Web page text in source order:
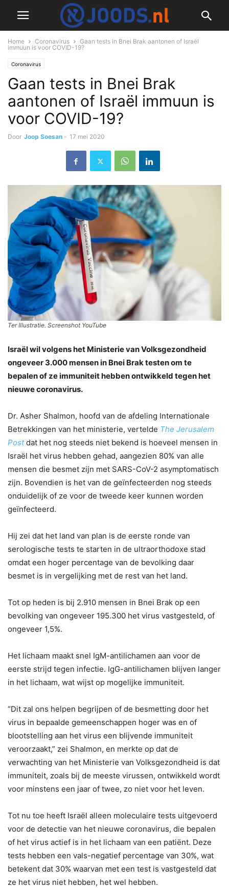
Home Coronavirus
Gaan tests in Bnei Brak aantonen of Israël
immuun is voor COVID-19?
Coronavirus
Gaan tests in Bnei Brak
aantonen of Israël immuun is
voor COVID-19?
Door Joop Soesan - 17 mei 2020
Ter Illustratie. Screenshot YouTube
Israël wil volgens het Ministerie van Volksgezondheid
ongeveer 3.000 mensen in Bnei Brak testen om te
bepalen of ze immuniteit hebben ontwikkeld tegen het
nieuwe coronavirus.
Dr. Asher Shalmon, hoofd van de afdeling Internationale
Betrekkingen van het ministerie, vertelde The Jerusalem
Post dat het nog steeds niet bekend is hoeveel mensen in
Israël het virus hebben gehad, aangezien 80% van alle
mensen die besmet zijn met SARS-CoV-2 asymptomatisch
zijn. Bovendien is het van de geïnfecteerden nog steeds
onduidelijk of ze voor de tweede keer kunnen worden
geïnfecteerd.
Hij zei dat het land van plan is de eerste ronde van
serologische tests te starten in de ultraorthodoxe stad
omdat een hoger percentage van de bevolking daar
besmet is in vergelijking met de rest van het land.
Tot op heden is bij 2.910 mensen in Bnei Brak op een
bevolking van ongeveer 195.300 het virus vastgesteld, of
ongeveer 1,5%.
Het lichaam maakt snel IgM-antilichamen aan voor de
eerste strijd tegen infectie. IgG-antilichamen blijven langer
in het lichaam, wat wijst op mogelijke immuniteit.
“Dit zal ons helpen begrijpen of de besmetting door het
virus in bepaalde gemeenschappen hoger was en of
blootstelling aan het virus een blijvende immuniteit
veroorzaakt,” zei Shalmon, en merkte op dat de
verwachting van het Ministerie van Volksgezondheid is dat
immuniteit, zoals bij de meeste virussen, ontwikkeld wordt
voor minstens een jaar of twee, zo niet voor het leven.
Tot nu toe heeft Israël alleen moleculaire tests uitgevoerd
voor de detectie van het nieuwe coronavirus, die bepalen
of het virus actief is in het lichaam van een patiënt. Deze
tests hebben een vals-negatief percentage van 30%, wat
betekent dat 30% waarvan met een test is vastgesteld dat
ze het virus niet hebben, het wel hebben.